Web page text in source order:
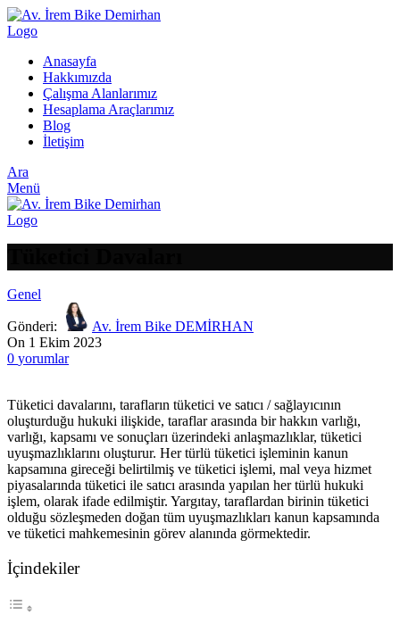
Anasayfa
Hakkımızda
Çalışma Alanlarımız
Hesaplama Araçlarımız
Blog
İletişim
Ara
Menü
Genel
Gönderi:
Av. İrem Bike DEMİRHAN
On 1 Ekim 2023
0 yorumlar
Tüketici davalarını, tarafların tüketici ve satıcı / sağlayıcının
oluşturduğu hukuki ilişkide, taraflar arasında bir hakkın varlığı,
varlığı, kapsamı ve sonuçları üzerindeki anlaşmazlıklar, tüketici
uyuşmazlıklarını oluşturur. Her türlü tüketici işleminin kanun
kapsamına gireceği belirtilmiş ve tüketici işlemi, mal veya hizmet
piyasalarında tüketici ile satıcı arasında yapılan her türlü hukuki
işlem, olarak ifade edilmiştir. Yargıtay, taraflardan birinin tüketici
olduğu sözleşmeden doğan tüm uyuşmazlıkları kanun kapsamında
ve tüketici mahkemesinin görev alanında görmektedir.
İçindekiler